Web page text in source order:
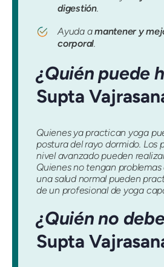
digestión.
Ayuda amantener y
corporal.
¿Quién puede
Supta
Quienes ya practican yoga
postura del rayo dormido. Los
nivel avanzado pueden
Quienes no tengan
una salud normal pueden
de un profesional de yoga
¿Quién no
Supta